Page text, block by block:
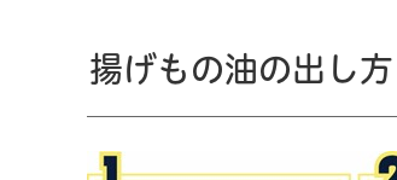
揚げもの油の出し方